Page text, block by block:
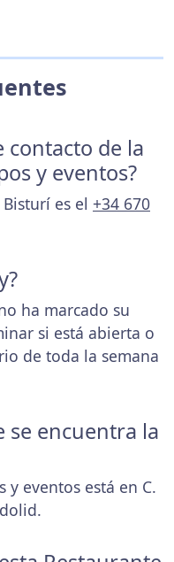
contacto de la
y eventos?
es el +34 670
ha marcado su
si está abierta o
de toda la semana
se encuentra la
y eventos está en C.